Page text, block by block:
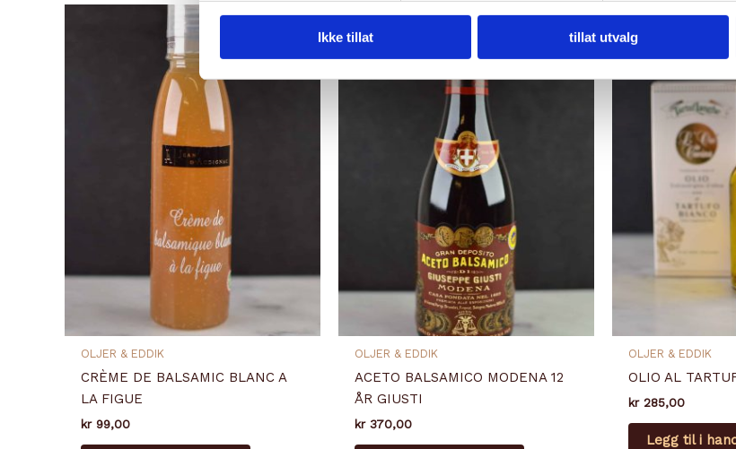
Ikke tillat tillat utvalg
OLJER & EDDIK
CRÈME DE BALSAMIC BLANC A
LA FIGUE
kr99,00
OLJER & EDDIK
ACETO BALSAMICO MODENA 12
ÅR GIUSTI
kr370,00
OLJER & EDDIK
OLIO AL
kr285,00
Legg til i